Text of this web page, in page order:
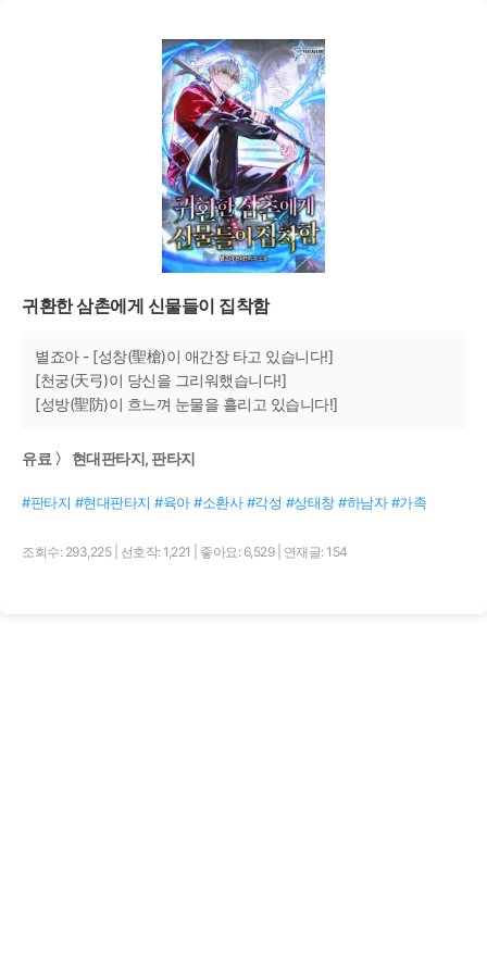
귀환한 삼촌에게 신물들이 집착함
별죠아 - [성창(聖槍)이 애간장 타고 있습니다!]
[천궁(天弓)이 당신을 그리워했습니다!]
[성방(聖防)이 흐느껴 눈물을 흘리고 있습니다!]
유료 〉 현대판타지, 판타지
#판타지 #현대판타지 #육아 #소환사 #각성 #상태창 #하남자 #가족
조회수: 293,225 선호작: 1,221 좋아요: 6,529 연재글: 154